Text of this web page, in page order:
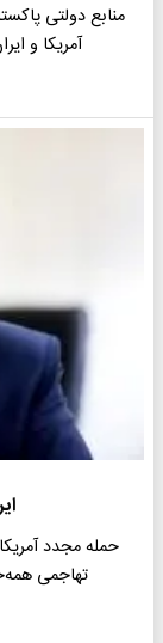
منابع دولتی
آمریکا و
حمله مجدد
تهاجمی